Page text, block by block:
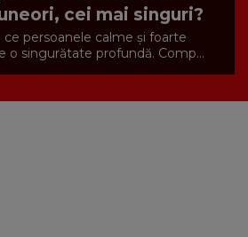
cei mai singuri?
ce persoanele calme și foarte
o singurătate profundă. Comp...